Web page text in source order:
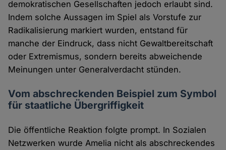
demokratischen Gesellschaften jedoch erlaubt sind.
Indem solche Aussagen im Spiel als Vorstufe zur
Radikalisierung markiert wurden, entstand für
manche der Eindruck, dass nicht Gewaltbereitschaft
oder Extremismus, sondern bereits abweichende
Meinungen unter Generalverdacht stünden.
Vom abschreckenden Beispiel zum Symbol
für staatliche Übergriffigkeit
Die öffentliche Reaktion folgte prompt. In Sozialen
Netzwerken wurde Amelia nicht als abschreckendes